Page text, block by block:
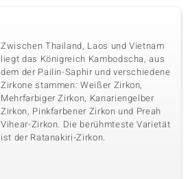
Zwischen Thailand, Laos und Vietnam
liegt das Königreich Kambodscha, aus
dem der Pailin-Saphir und verschiedene
Zirkone stammen: Weißer Zirkon,
Mehrfarbiger Zirkon, Kanariengelber
Zirkon, Pinkfarbener Zirkon und Preah
Vihear-Zirkon. Die berühmteste Varietät
ist der Ratanakiri-Zirkon.